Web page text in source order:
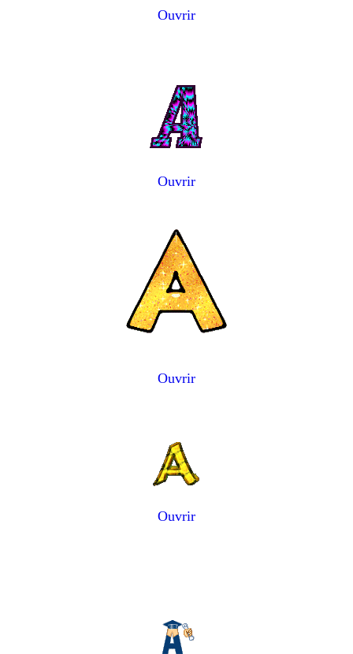
Ouvrir
Ouvrir
Ouvrir
Ouvrir